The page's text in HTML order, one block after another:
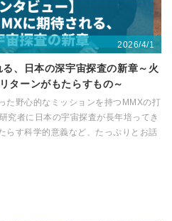
2026/4/1
、日本の深宇宙探査の新章～火
ターンがもたらすもの～
た野心的なミッションを持つMMXの打
究者に日本の宇宙探査が長年培ってき
らす科学的意義など、たっぷりとお話